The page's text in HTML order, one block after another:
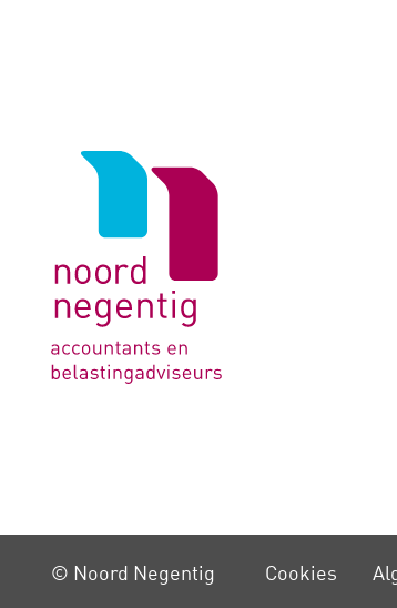
Logo
Cookies
© Noord Negentig